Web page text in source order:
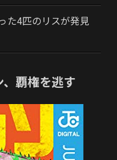
た4匹のリスが発見
、覇権を逃す